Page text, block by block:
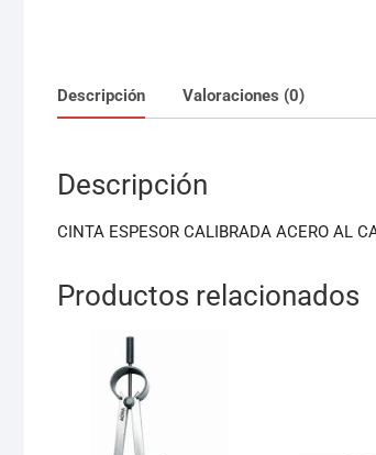
Descripción Valoraciones (0)
Descripción
CINTA ESPESOR CALIBRADA ACERO AL
Productos relacionados